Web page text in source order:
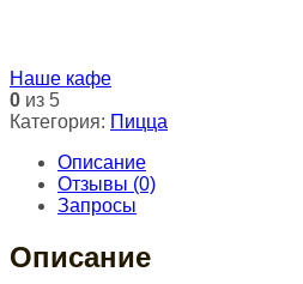
Наше кафе
0 из 5
Категория: Пицца
Описание
Отзывы (0)
Запросы
Описание